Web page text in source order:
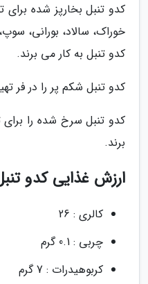
کدو تنبل بخارپز شده برای
خوراک، سالاد، بورانی،
کدو تنبل به کار می برند.
کدو تنبل شکم پر را در فر
کدو تنبل سرخ شده را برای
برند.
ارزش غذایی کدو تنبل (100
کالری : 26
چربی : 0.1 گرم
کربوهیدرات : 7 گرم